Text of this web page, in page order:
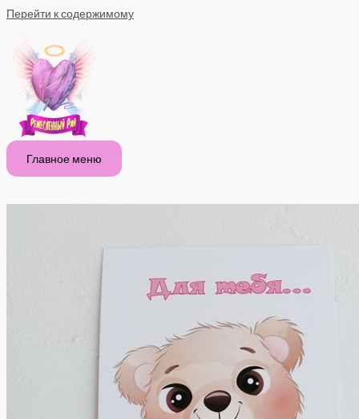
Перейти к содержимому
Главное меню